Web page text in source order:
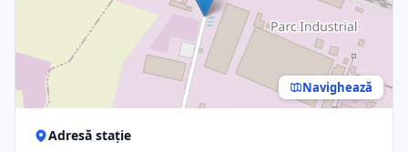
Navighează
Adresă stație